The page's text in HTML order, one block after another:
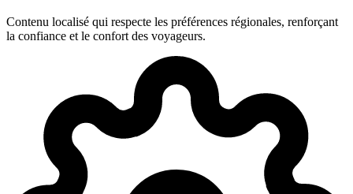
Contenu localisé qui respecte les préférences régionales, renforçant
la confiance et le confort des voyageurs.